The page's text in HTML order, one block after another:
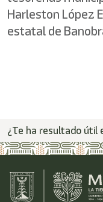
Harleston López
estatal de
¿Te ha resultado útil